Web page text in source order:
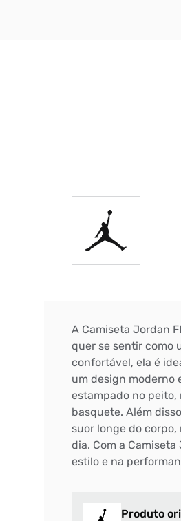
de compra, insira seu
A Camiseta Jordan
quer se sentir como
confortável, ela é
um design moderno
estampado no
basquete. Além
suor longe do
dia. Com a Camiseta
estilo e na
Produto